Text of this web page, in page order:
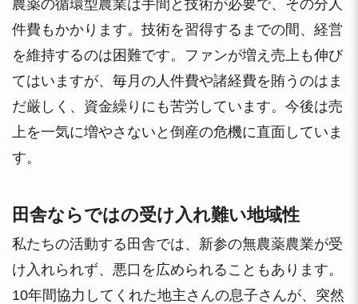
農薬の循環型農業は手間と技術が必要で、その分人
件費もかかります。技術を習得するまでの間、経営
を維持するのは困難です。ファンが増え売上も伸び
てはいますが、毎月の人件費や諸経費を賄うのはま
だ厳しく、資金繰りにも苦労しています。今後は売
上を一気に増やさないと倒産の危機に直面していま
す。
田舎ならではの受け入れ難い地域性
私たちの活動する田舎では、新参の無農薬農業が受
け入れられず、悪口を広められることもあります。
10年間協力してくれた地主さんの息子さんが、突然